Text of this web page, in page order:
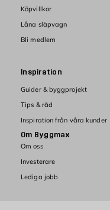
Köpvillkor
Låna släpvagn
Bli medlem
Inspiration
Guider & byggprojekt
Tips & råd
Inspiration från våra kunder
Om Byggmax
Om oss
Investerare
Lediga jobb